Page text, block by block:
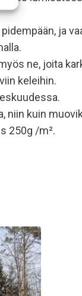
ja
ne, joita
keleihin.
niin kuin
250g /m².